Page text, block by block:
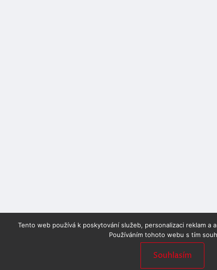
Tento web používá k poskytování služeb, personalizaci reklam a
Používáním tohoto webu s tím
Souhlasím